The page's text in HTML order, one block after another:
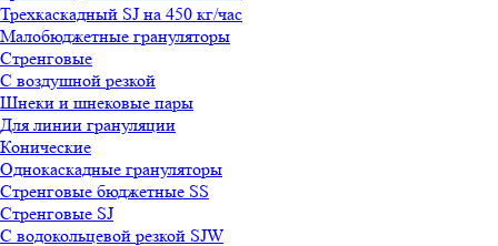
Трехкаскадный SJ на 450 кг/час
Малобюджетные грануляторы
Стренговые
С воздушной резкой
Шнеки и шнековые пары
Для линии грануляции
Конические
Однокаскадные грануляторы
Стренговые бюджетные SS
Стренговые SJ
С водокольцевой резкой SJW